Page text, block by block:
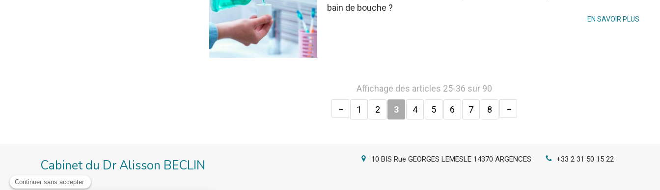
bain de bouche ?
EN SAVOIR PLUS
Affichage des articles 25-36 sur 90
1 2 3 4 5 6 7 8
Cabinet du Dr Alisson BECLIN 10 BIS Rue GEORGES LEMESLE 14370 ARGENCES +33 2 31 50 15 22